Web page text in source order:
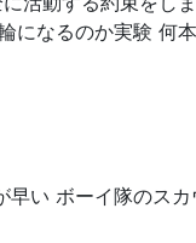
になるのか実験 何
早い ボーイ隊のス